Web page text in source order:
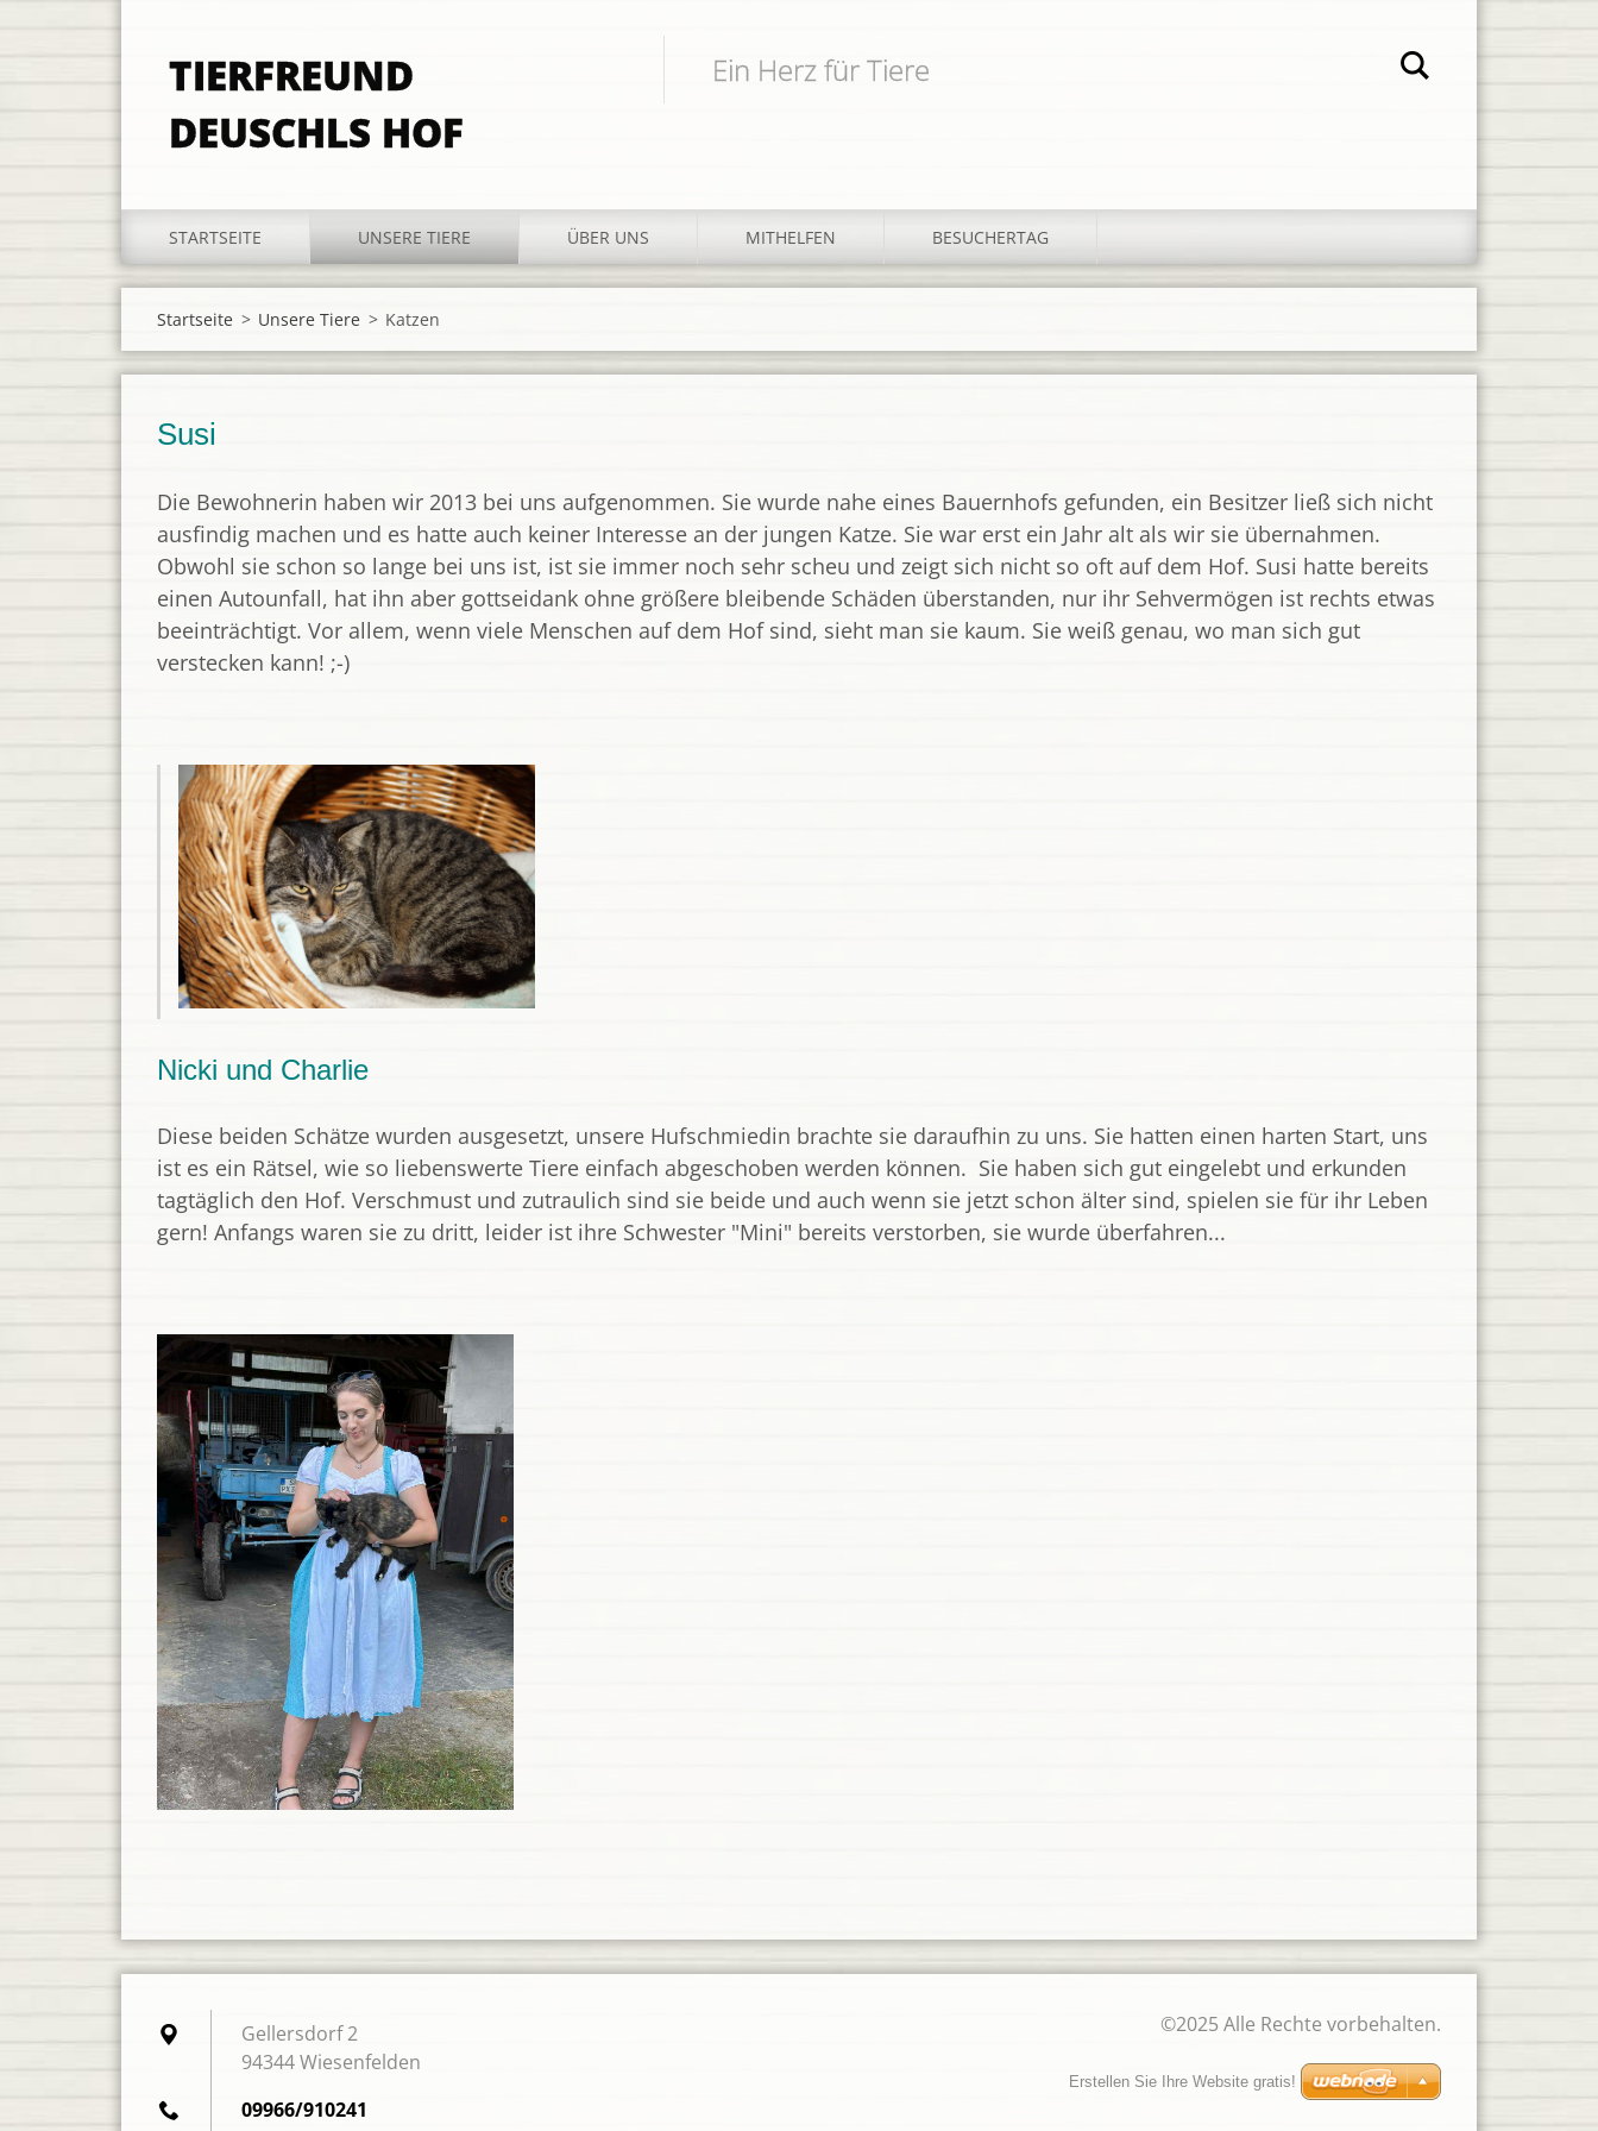
TIERFREUND
DEUSCHLS HOF
Ein Herz für Tiere
STARTSEITE UNSERE TIERE ÜBER UNS MITHELFEN BESUCHERTAG
Startseite > Unsere Tiere > Katzen
Susi
Die Bewohnerin haben wir 2013 bei uns aufgenommen. Sie wurde nahe eines Bauernhofs gefunden, ein Besitzer ließ sich nicht
ausfindig machen und es hatte auch keiner Interesse an der jungen Katze. Sie war erst ein Jahr alt als wir sie übernahmen.
Obwohl sie schon so lange bei uns ist, ist sie immer noch sehr scheu und zeigt sich nicht so oft auf dem Hof. Susi hatte bereits
einen Autounfall, hat ihn aber gottseidank ohne größere bleibende Schäden überstanden, nur ihr Sehvermögen ist rechts etwas
beeinträchtigt. Vor allem, wenn viele Menschen auf dem Hof sind, sieht man sie kaum. Sie weiß genau, wo man sich gut
verstecken kann! ;-)
Nicki und Charlie
Diese beiden Schätze wurden ausgesetzt, unsere Hufschmiedin brachte sie daraufhin zu uns. Sie hatten einen harten Start, uns
ist es ein Rätsel, wie so liebenswerte Tiere einfach abgeschoben werden können. Sie haben sich gut eingelebt und erkunden
tagtäglich den Hof. Verschmust und zutraulich sind sie beide und auch wenn sie jetzt schon älter sind, spielen sie für ihr Leben
gern! Anfangs waren sie zu dritt, leider ist ihre Schwester "Mini" bereits verstorben, sie wurde überfahren...
Gellersdorf 2
94344 Wiesenfelden
09966/910241
©2025 Alle Rechte vorbehalten.
Erstellen Sie Ihre Website gratis!